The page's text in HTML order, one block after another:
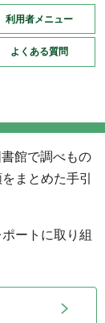
利用者メニュー
よくある質問
館で調べもの
まとめた手引
ートに取り組